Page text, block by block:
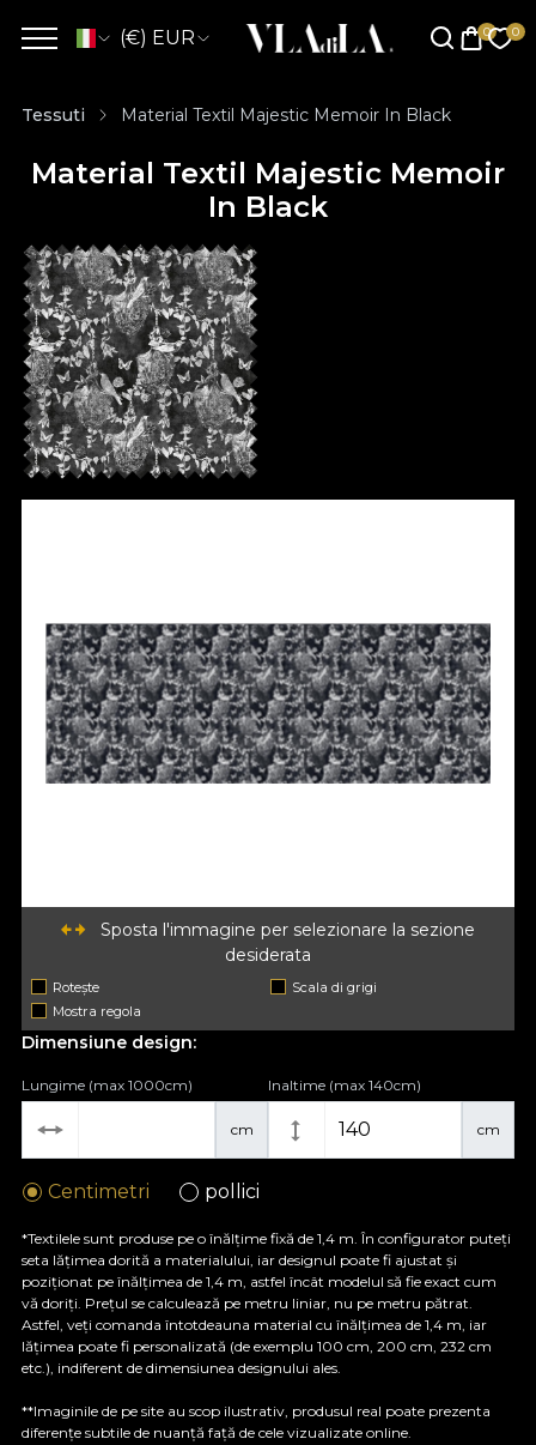
(€) EUR
Tessuti Material Textil Majestic Memoir In Black
Material Textil Majestic Memoir
In Black
Sposta l'immagine per selezionare la sezione
desiderata
Rotește
Scala di grigi
Mostra regola
Dimensiune design:
cm
Lungime (max 1000cm)
cm
Inaltime (max 140cm)
Centimetri pollici
*Textilele sunt produse pe o înălțime fixă de 1,4 m. În configurator puteți
seta lățimea dorită a materialului, iar designul poate fi ajustat și
poziționat pe înălțimea de 1,4 m, astfel încât modelul să fie exact cum
vă doriți. Prețul se calculează pe metru liniar, nu pe metru pătrat.
Astfel, veți comanda întotdeauna material cu înălțimea de 1,4 m, iar
lățimea poate fi personalizată (de exemplu 100 cm, 200 cm, 232 cm
etc.), indiferent de dimensiunea designului ales.
**Imaginile de pe site au scop ilustrativ, produsul real poate prezenta
diferențe subtile de nuanță față de cele vizualizate online.